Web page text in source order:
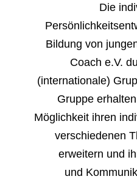
Die
Bildung von
Coach e.V.
(internationale)
Gruppe
Möglichkeit ihren
verschiedenen
erweitern und
und